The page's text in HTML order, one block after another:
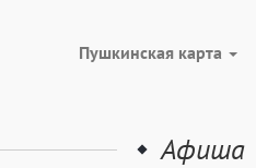
Пушкинская карта
Афиша